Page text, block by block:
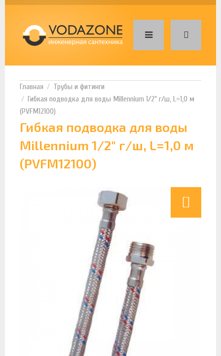
Трубы и фитинги
Гибкая подводка для воды Millennium 1/2" г/ш, L=1,0 м
(PVFM12100)
Гибкая подводка для воды
Millennium 1/2" г/ш, L=1,0 м
(PVFM12100)